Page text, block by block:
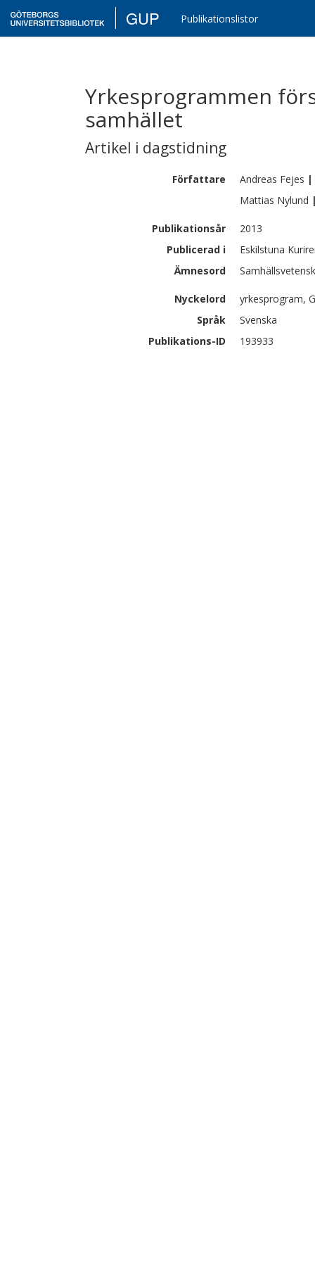
GUP Publikationslistor
Yrkesprogrammen
samhället
Artikel i dagstidning
Författare Andreas Fejes |
Mattias Nylund
Publikationsår
2013
Publicerad i
Eskilstuna
Ämnesord
Nyckelord
yrkesprogram,
Språk
Svenska
Publikations-ID
193933